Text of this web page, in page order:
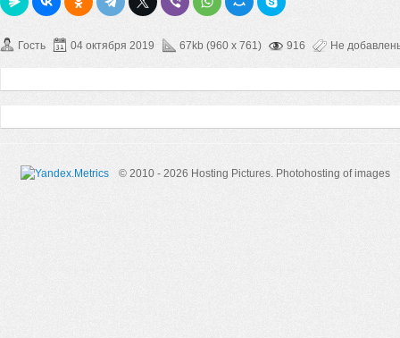
Гость 04 октября 2019 67kb (960 x 761) 916 Не
© 2010 - 2026 Hosting Pictures. Photohosting of images